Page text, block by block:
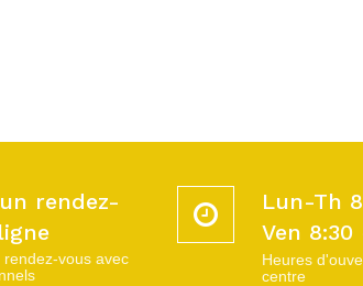
rendez-
vous avec
Lun-Th
Ven 8:30
Heures
centre